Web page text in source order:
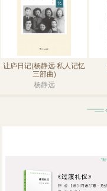
让庐日记(杨静远·私人记忆
三部曲)
杨静远